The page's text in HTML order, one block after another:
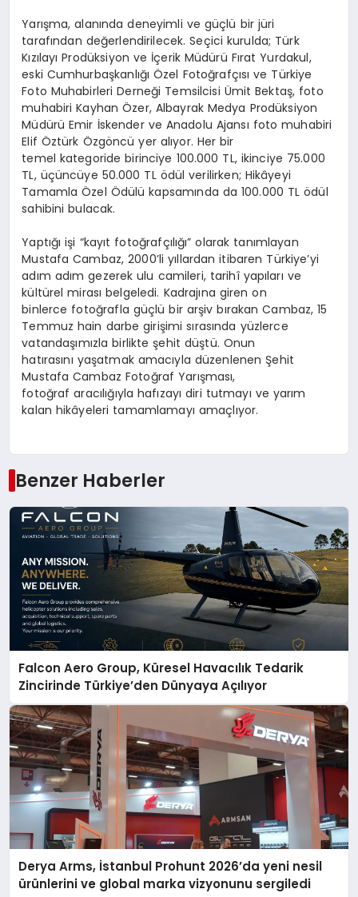
Yarışma, alanında deneyimli ve güçlü bir jüri
tarafından değerlendirilecek. Seçici kurulda; Türk
Kızılayı Prodüksiyon ve İçerik Müdürü Fırat Yurdakul,
eski Cumhurbaşkanlığı Özel Fotoğrafçısı ve Türkiye
Foto Muhabirleri Derneği Temsilcisi Ümit Bektaş, foto
muhabiri Kayhan Özer, Albayrak Medya Prodüksiyon
Müdürü Emir İskender ve Anadolu Ajansı foto muhabiri
Elif Öztürk Özgöncü yer alıyor. Her bir
temel kategoride birinciye 100.000 TL, ikinciye 75.000
TL, üçüncüye 50.000 TL ödül verilirken; Hikâyeyi
Tamamla Özel Ödülü kapsamında da 100.000 TL ödül
sahibini bulacak.
Yaptığı işi “kayıt fotoğrafçılığı” olarak tanımlayan
Mustafa Cambaz, 2000’li yıllardan itibaren Türkiye’yi
adım adım gezerek ulu camileri, tarihî yapıları ve
kültürel mirası belgeledi. Kadrajına giren on
binlerce fotoğrafla güçlü bir arşiv bırakan Cambaz, 15
Temmuz hain darbe girişimi sırasında yüzlerce
vatandaşımızla birlikte şehit düştü. Onun
hatırasını yaşatmak amacıyla düzenlenen Şehit
Mustafa Cambaz Fotoğraf Yarışması,
fotoğraf aracılığıyla hafızayı diri tutmayı ve yarım
kalan hikâyeleri tamamlamayı amaçlıyor.
Benzer Haberler
Falcon Aero Group, Küresel Havacılık Tedarik
Zincirinde Türkiye’den Dünyaya Açılıyor
Derya Arms, İstanbul Prohunt 2026’da yeni nesil
ürünlerini ve global marka vizyonunu sergiledi